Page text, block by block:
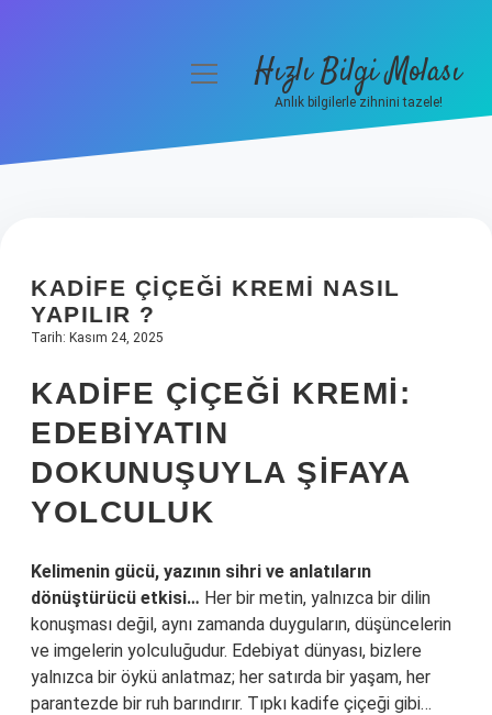
Hakkımızda
menüyüHızlı Bilgi Molası
Anlık bilgilerle zihnini tazele!
KADIFE ÇIÇEĞI KREMI NASIL
YAPILIR ?
Tarih: Kasım 24, 2025
KADIFE ÇIÇEĞI KREMI:
EDEBIYATIN
DOKUNUŞUYLA ŞIFAYA
YOLCULUK
Kelimenin gücü, yazının sihri ve anlatıların
dönüştürücü etkisi… Her bir metin, yalnızca bir dilin
konuşması değil, aynı zamanda duyguların, düşüncelerin
ve imgelerin yolculuğudur. Edebiyat dünyası, bizlere
yalnızca bir öykü anlatmaz; her satırda bir yaşam, her
parantezde bir ruh barındırır. Tıpkı kadife çiçeği gibi…